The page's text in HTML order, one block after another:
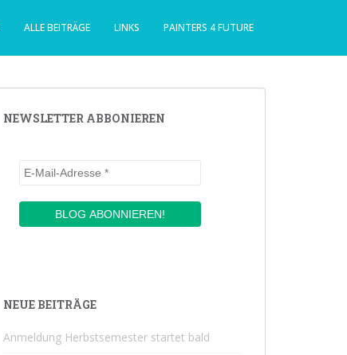
ALLE BEITRÄGE LINKS PAINTERS 4 FUTURE
NEWSLETTER ABBONIEREN
NEUE BEITRÄGE
Anmeldung Herbstsemester startet bald